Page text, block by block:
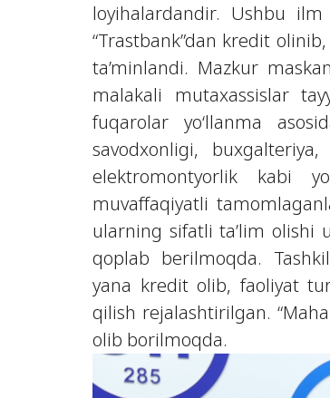
loyihalardandir. Ushbu
“Trastbank”dan kredit
ta’minlandi. Mazkur
malakali mutaxassislar
fuqarolar yo‘llanma
savodxonligi,
elektromontyorlik kabi
muvaffaqiyatli
ularning sifatli ta’lim olishi
qoplab berilmoqda.
yana kredit olib, faoliyat
qilish rejalashtirilgan.
olib borilmoqda.